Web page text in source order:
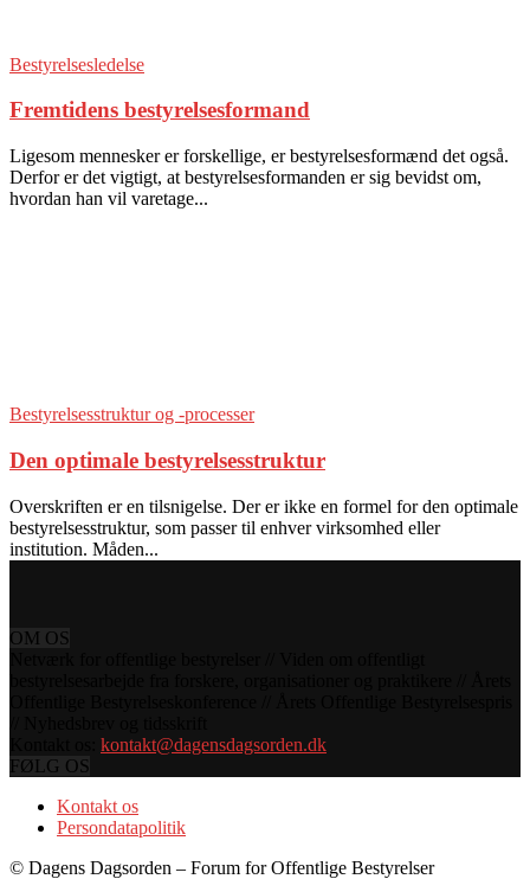
Bestyrelsesledelse
Fremtidens bestyrelsesformand
Ligesom mennesker er forskellige, er bestyrelsesformænd det også.
Derfor er det vigtigt, at bestyrelsesformanden er sig bevidst om,
hvordan han vil varetage...
Bestyrelsesstruktur og -processer
Den optimale bestyrelsesstruktur
Overskriften er en tilsnigelse. Der er ikke en formel for den optimale
bestyrelsesstruktur, som passer til enhver virksomhed eller
institution. Måden...
OM OS
kontakt@dagensdagsorden.dk
FØLG OS
Kontakt os
Persondatapolitik
© Dagens Dagsorden – Forum for Offentlige Bestyrelser